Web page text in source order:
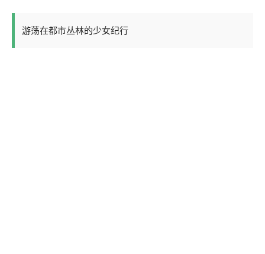
游荡在都市丛林的少女纪行